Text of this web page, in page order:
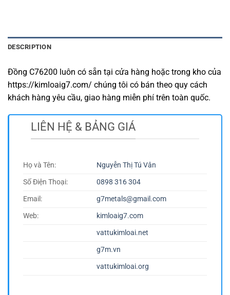
DESCRIPTION
Đồng C76200 luôn có sẵn tại cửa hàng hoặc trong kho của
https://kimloaig7.com/ chúng tôi có bán theo quy cách
khách hàng yêu cầu, giao hàng miễn phí trên toàn quốc.
LIÊN HỆ & BẢNG GIÁ
Họ và Tên:
Nguyễn Thị Tú Vân
Số Điện Thoại:
0898 316 304
Email:
g7metals@gmail.com
Web:
kimloaig7.com
vattukimloai.net
g7m.vn
vattukimloai.org